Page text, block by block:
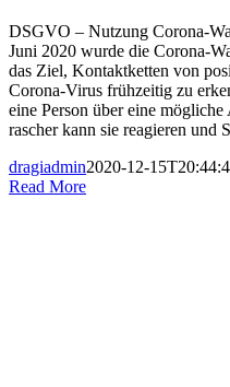
DSGVO – Nutzung Corona-
Juni 2020 wurde die Corona-
das Ziel, Kontaktketten von
Corona-Virus frühzeitig zu
eine Person über eine
rascher kann sie reagieren und
dragiadmin2020-12-
Read More